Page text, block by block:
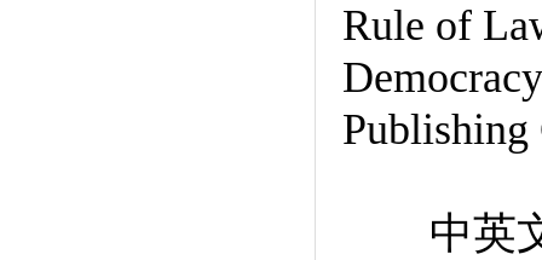
Rule of
中英文